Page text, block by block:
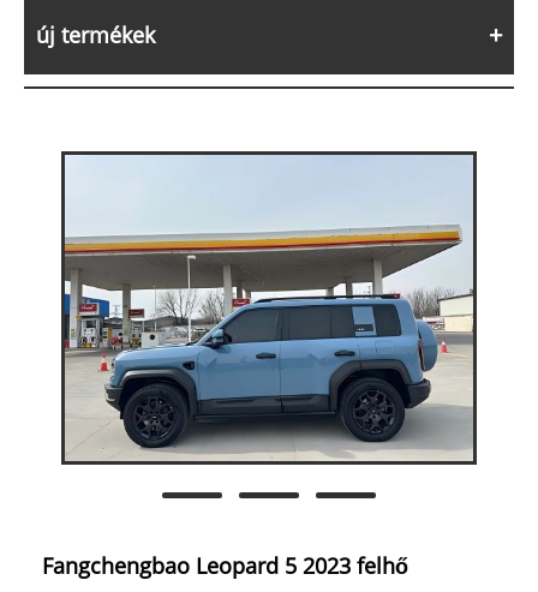
új termékek
Fangchengbao Leopard 5 2023 felhő